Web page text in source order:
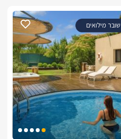
שובר מילואים